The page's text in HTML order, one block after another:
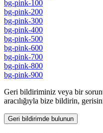
bg-pink-100
bg-pink-200
bg-pink-300
bg-pink-400
bg-pink-500
bg-pink-600
bg-pink-700
bg-pink-800
bg-pink-900
Geri bildiriminiz veya bir
aracılığıyla bize bildirin,
Geri bildirimde bulunun